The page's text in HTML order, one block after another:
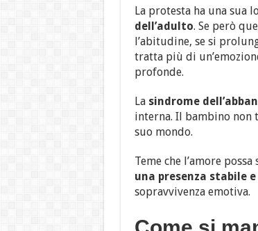
La protesta ha una sua
dell’adulto. Se però
l’abitudine, se si
tratta più di
profonde.
La sindrome
interna. Il bambino non
suo mondo.
Teme che l’amore
una presenza stabile
sopravvivenza emotiva.